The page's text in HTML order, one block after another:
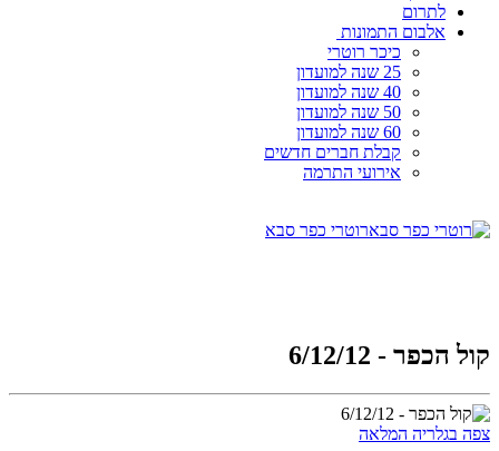
לתרום
אלבום התמונות
כיכר רוטרי
25 שנה למועדון
40 שנה למועדון
50 שנה למועדון
60 שנה למועדון
קבלת חברים חדשים
אירועי התרמה
רוטרי כפר סבא
קול הכפר - 6/12/12
צפה בגלריה המלאה